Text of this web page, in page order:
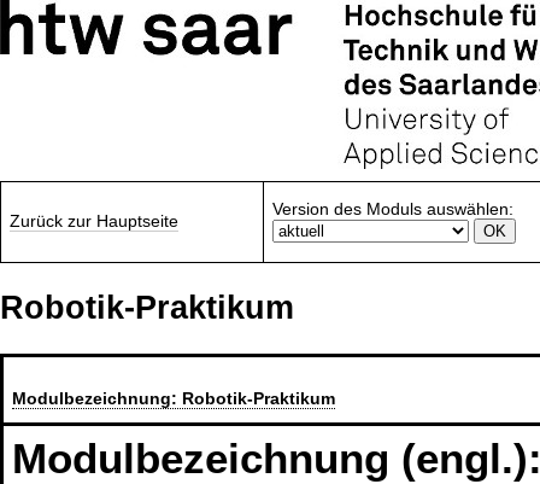
Zurück zur Hauptseite
Version des Moduls auswählen:
Robotik-Praktikum
Modulbezeichnung: Robotik-Praktikum
Modulbezeichnung